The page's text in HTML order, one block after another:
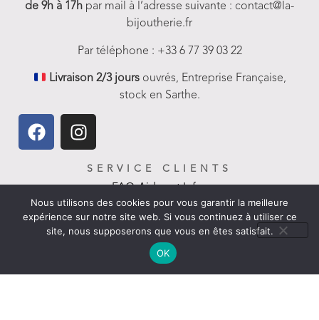
de 9h à 17h par mail à l’adresse suivante : contact@la-
bijoutherie.fr
Par téléphone : +33 6 77 39 03 22
Livraison 2/3 joursouvrés, Entreprise Française,
stock en Sarthe.
SERVICE CLIENTS
FAQ-Aides et Infos
Livraison
Nous contacter
Politique de remboursement
Nous utilisons des cookies pour vous garantir la meilleure
expérience sur notre site web. Si vous continuez à utiliser ce
site, nous supposerons que vous en êtes satisfait.
OK